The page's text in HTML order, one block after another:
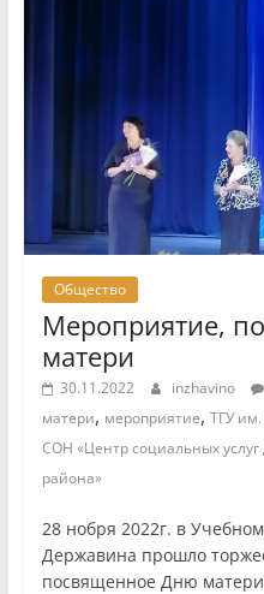
Общество
Мероприятие,
матери
30.11.2022 inzhavino
матери, мероприятие, ТГУ
СОН «Центр социальных
района»
28 нобря 2022г. в
Державина прошло
посвященное Дню